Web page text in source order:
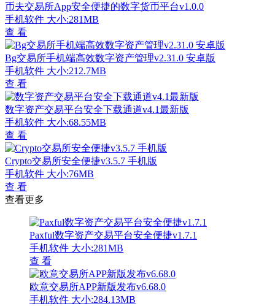
币夫交易所App安全便捷的数字货币平台v1.0.0
手机软件 大小:281MB
查 看
Bg交易所手机端高效数字资产管理v2.31.0 安卓版
手机软件 大小:212.7MB
查 看
数字资产交易平台安全下载通道v4.1最新版
手机软件 大小:68.55MB
查 看
Crypto交易所安全便捷v3.5.7 手机版
手机软件 大小:76MB
查 看
查看更多
Paxful数字资产交易平台安全便捷v1.7.1
手机软件 大小:281MB
查 看
欧意交易所APP新版发布v6.68.0
手机软件 大小:284.13MB